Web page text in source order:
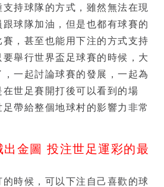
持球隊的方式，雖然無法在現
球隊加油，但是也都有球賽的
，甚至也能用下注的方式支持
舉行世界盃足球賽的時候，大
一起討論球賽的發展，一起為
世足賽開打後可以看到的場
帶給整個地球村的影響力非常
金圖 投注世足運彩的最
時候，可以下注自己喜歡的球